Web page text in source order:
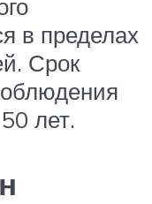
в пределах
Срок
лет.